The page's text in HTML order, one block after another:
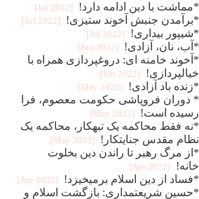
*مماشت با دین ادامه دارد! [2022 Jul]
*برآمدن جنبش آخوند ستیزی! [2022 Jul]
*شیپور بیداری! [2022 Jul]
*آب، نان، آزادی! [2022 Jun]
*آخوند خامنه ای: دروغپردازی همراه با
خیالپردازی!
[2022 Jun]
*زنده باد آزادی! [2022 May]
* دوران فروپاشی حکومت معصوم، فرا
رسیده است!
[2022 May]
*نه فقط محاکمه یک تبهکار، محاکمه یک
نظام مقدس جنایتکار!
[2022 May]
*از مرگ رهبر تا راندن دین بخلوت
خانه!
[2022 Apr]
*فساد از دین اسلام برمیخیزد! [2022 Apr]
*حسین شریعتمداری: بازگشت اسلام و